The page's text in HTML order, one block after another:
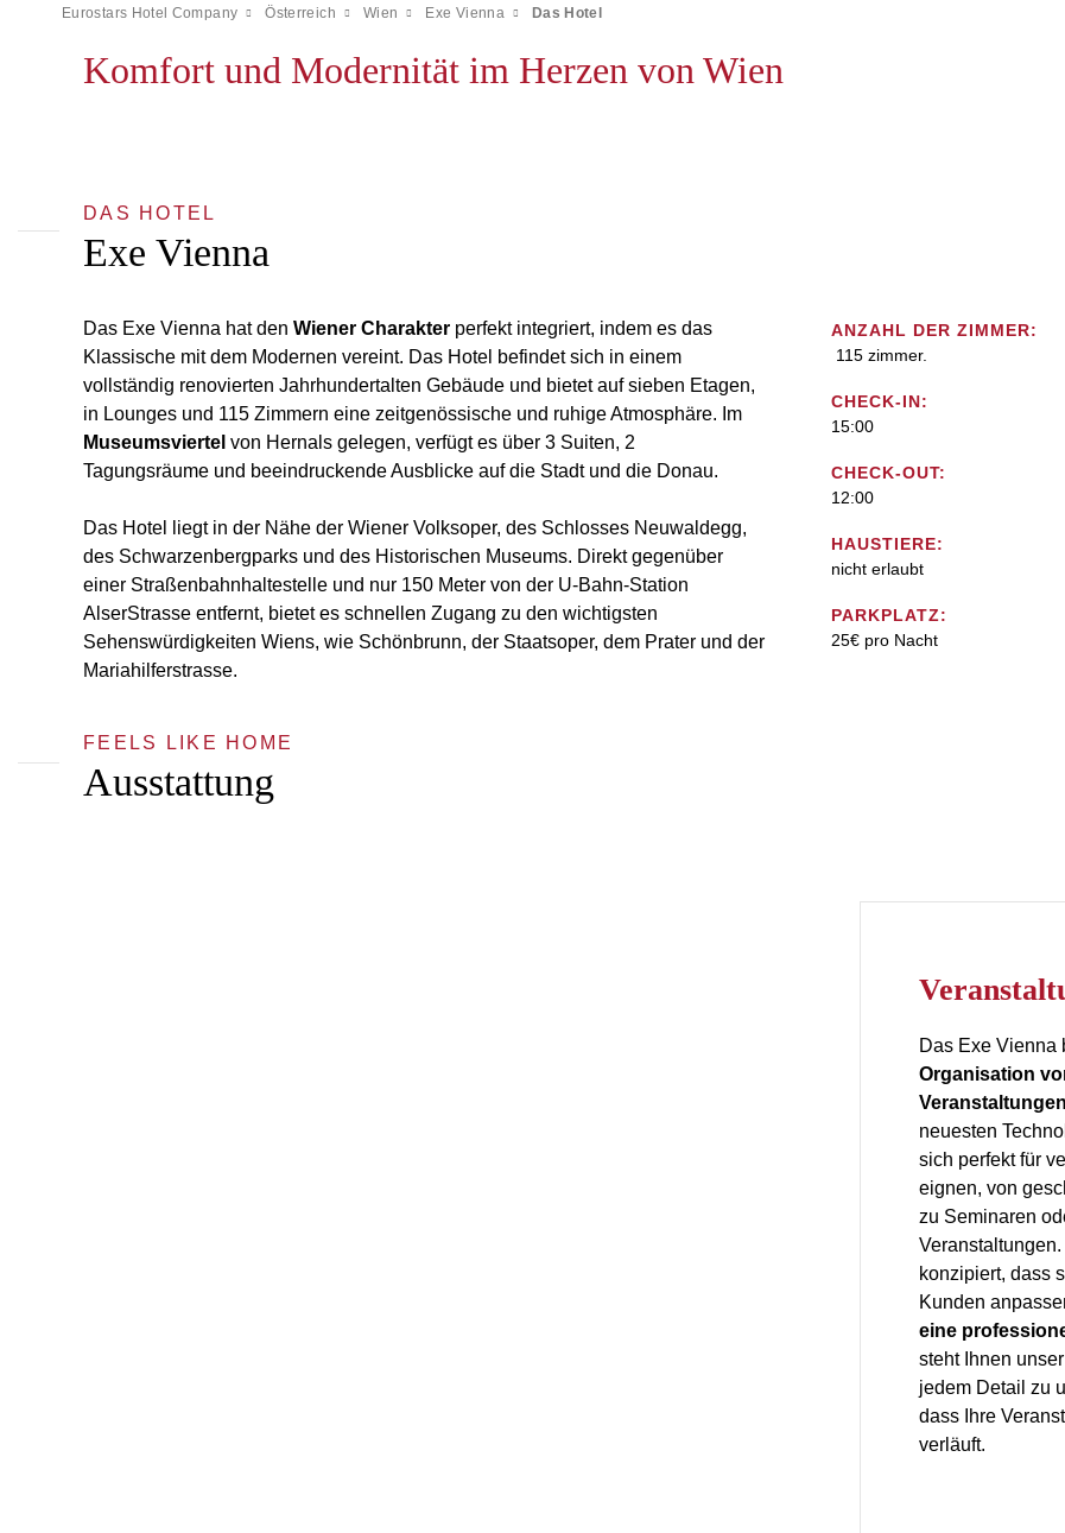
Eurostars Hotel Company Österreich Wien Exe Vienna Das Hotel
Komfort und Modernität im Herzen von Wien
DAS HOTEL
Exe Vienna
Das Exe Vienna hat den Wiener Charakter perfekt integriert, indem es das
Klassische mit dem Modernen vereint. Das Hotel befindet sich in einem
vollständig renovierten Jahrhundertalten Gebäude und bietet auf sieben Etagen,
in Lounges und 115 Zimmern eine zeitgenössische und ruhige Atmosphäre. Im
Museumsviertel von Hernals gelegen, verfügt es über 3 Suiten, 2
Tagungsräume und beeindruckende Ausblicke auf die Stadt und die Donau.
Das Hotel liegt in der Nähe der Wiener Volksoper, des Schlosses Neuwaldegg,
des Schwarzenbergparks und des Historischen Museums. Direkt gegenüber
einer Straßenbahnhaltestelle und nur 150 Meter von der U-Bahn-Station
AlserStrasse entfernt, bietet es schnellen Zugang zu den wichtigsten
Sehenswürdigkeiten Wiens, wie Schönbrunn, der Staatsoper, dem Prater und der
Mariahilferstrasse.
ANZAHL DER ZIMMER:
115 zimmer.
CHECK-IN:
15:00
CHECK-OUT:
12:00
HAUSTIERE:
nicht erlaubt
PARKPLATZ:
25€ pro Nacht
FEELS LIKE HOME
Ausstattung
Das Exe Vienna
Organisation
Veranstaltungen
neuesten
sich perfekt für
eignen, von
zu Seminaren
konzipiert, dass
Kunden
eine
steht Ihnen
jedem Detail zu
dass Ihre
verläuft.